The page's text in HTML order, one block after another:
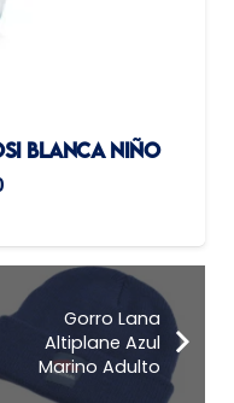
BLANCA NIÑO
Gorro Lana
Altiplane Azul
Marino Adulto